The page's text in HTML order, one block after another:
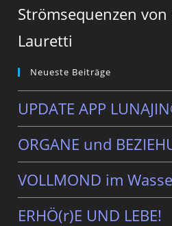
Strömsequenzen
Lauretti
Neueste Beiträge
UPDATE APP
ORGANE und
VOLLMOND im
ERHÖ(r)E UND LEBE!